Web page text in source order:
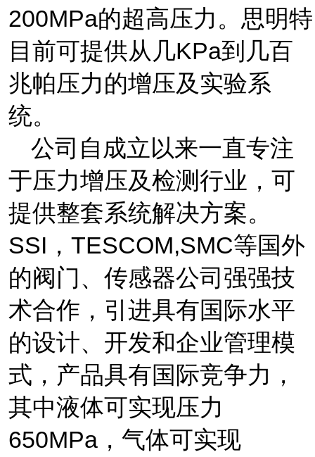
200MPa的超高压力。思明特
目前可提供从几KPa到几百
兆帕压力的增压及实验系
统。
公司自 成立以来一直专注
于压力增压及检测行业，可
提供整套系统解决方案。
SSI ，TESCOM,SMC等国外
的阀门、传感器公司强强技
术合作，引进具有国际水平
的设计、开发和企业管理模
式，产品具有国际竞争力，
其中液体可实现压力
650MPa ，气体可实现